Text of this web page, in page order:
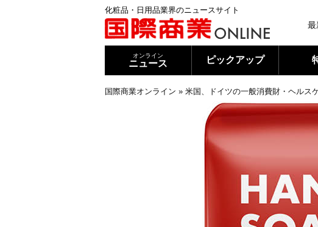
化粧品・日用品業界のニュースサイト
最
オンライン
ニュース ピックアップ
国際商業オンライン » 米国、ドイツの一般消費財・ヘルス